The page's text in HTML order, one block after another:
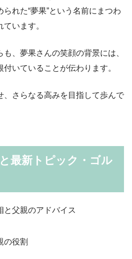
れた“夢果”という名前にまつわ
います。
、夢果さんの笑顔の背景には、
いていることが伝わります。
、さらなる高みを目指して歩んで
最新トピック・ゴル
と父親のアドバイス
の役割